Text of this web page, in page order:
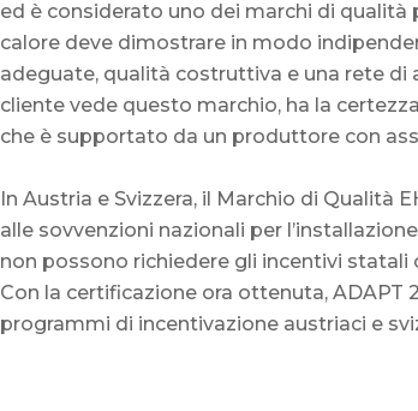
ed è considerato uno dei marchi di
calore deve dimostrare in modo
adeguate, qualità costruttiva e una rete di
cliente vede questo marchio, ha la
che è supportato da un produttore con
In Austria e Svizzera, il Marchio di Qualità
alle sovvenzioni nazionali per
non possono richiedere gli incentivi
Con la certificazione ora ottenuta, ADAPT
programmi di incentivazione austriaci e